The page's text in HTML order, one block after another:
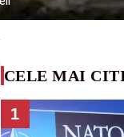
CELE MAI
1